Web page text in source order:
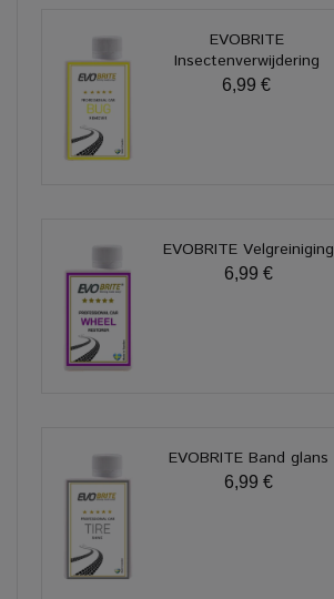
EVOBRITE
Insectenverwijdering
6,99 €
EVOBRITE Velgreiniging
6,99 €
EVOBRITE Band glans
6,99 €